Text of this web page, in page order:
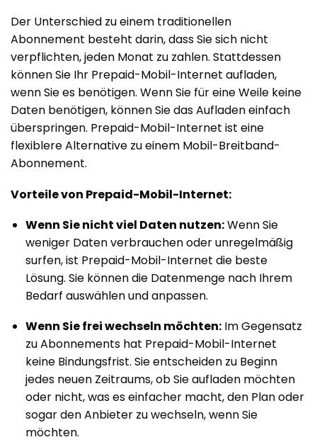
Der Unterschied zu einem traditionellen
Abonnement besteht darin, dass Sie sich nicht
verpflichten, jeden Monat zu zahlen. Stattdessen
können Sie Ihr Prepaid-Mobil-Internet aufladen,
wenn Sie es benötigen. Wenn Sie für eine Weile keine
Daten benötigen, können Sie das Aufladen einfach
überspringen. Prepaid-Mobil-Internet ist eine
flexiblere Alternative zu einem Mobil-Breitband-
Abonnement.
Vorteile von Prepaid-Mobil-Internet:
Wenn Sie nicht viel Daten nutzen:Wenn Sie
weniger Daten verbrauchen oder unregelmäßig
surfen, ist Prepaid-Mobil-Internet die beste
Lösung. Sie können die Datenmenge nach Ihrem
Bedarf auswählen und anpassen.
Wenn Sie frei wechseln möchten:Im Gegensatz
zu Abonnements hat Prepaid-Mobil-Internet
keine Bindungsfrist. Sie entscheiden zu Beginn
jedes neuen Zeitraums, ob Sie aufladen möchten
oder nicht, was es einfacher macht, den Plan oder
sogar den Anbieter zu wechseln, wenn Sie
möchten.